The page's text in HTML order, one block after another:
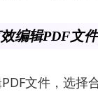
编辑PDF文
文件，选择